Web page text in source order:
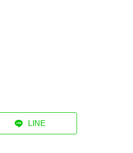
LINE